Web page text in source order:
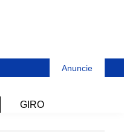
Anuncie
GIRO